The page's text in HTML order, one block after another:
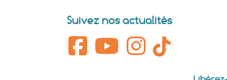
Suivez nos actualités